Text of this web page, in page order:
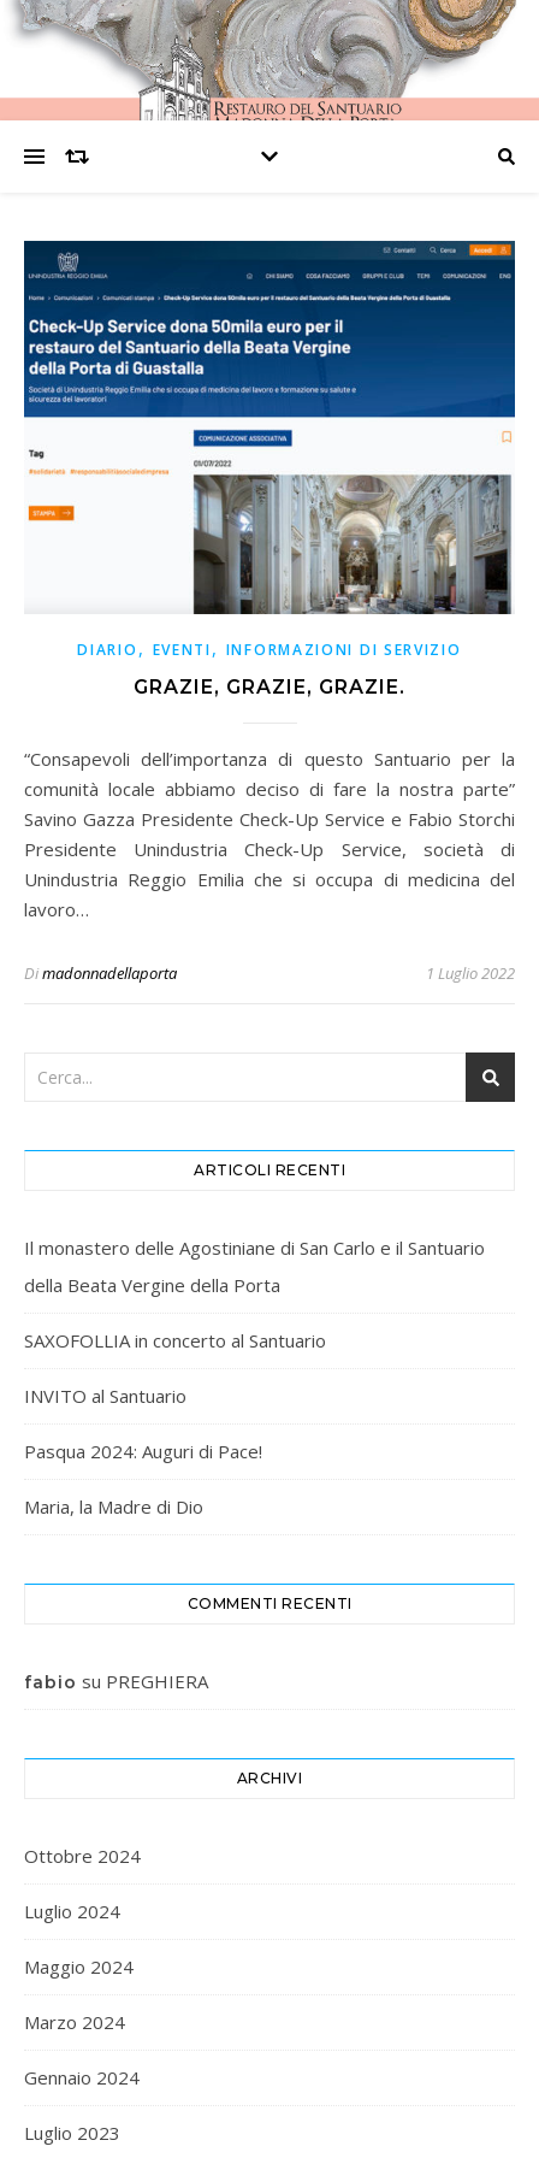
DIARIO , EVENTI, INFORMAZIONI DI SERVIZIO
GRAZIE, GRAZIE, GRAZIE.
“Consapevoli dell’importanza di questo Santuario per la
comunità locale abbiamo deciso di fare la nostra parte”
Savino Gazza Presidente Check-Up Service e Fabio Storchi
Presidente Unindustria Check-Up Service, società di
Unindustria Reggio Emilia che si occupa di medicina del
lavoro…
Dimadonnadellaporta 1 Luglio 2022
ARTICOLI RECENTI
Il monastero delle Agostiniane di San Carlo e il Santuario
della Beata Vergine della Porta
SAXOFOLLIA in concerto al Santuario
INVITO al Santuario
Pasqua 2024: Auguri di Pace!
Maria, la Madre di Dio
COMMENTI RECENTI
fabio su PREGHIERA
ARCHIVI
Ottobre 2024
Luglio 2024
Maggio 2024
Marzo 2024
Gennaio 2024
Luglio 2023